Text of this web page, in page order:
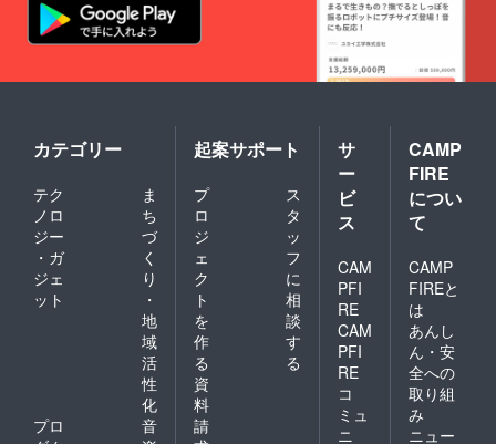
カテゴリー
テク
ノロ
ジー
・ガ
ジェ
ット
ま
ち
づ
く
り
・
地
域
活
性
化
プロ
音
起案サポート
プ
ロ
ジ
ェ
ク
ト
を
作
る
ス
タ
ッ
フ
に
相
談
す
る
資
料
請
サ
ー
ビ
ス
CAM
PFI
RE
CAM
PFI
RE
コ
ミュ
ニ
CAMP
FIRE
につい
て
CAMP
FIREと
は
あんし
ん・安
全への
取り組
み
ニュー